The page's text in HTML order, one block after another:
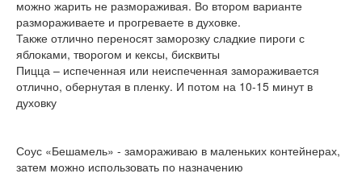
можно жарить не размораживая. Во втором варианте
размораживаете и прогреваете в духовке.
Также отлично переносят заморозку сладкие пироги с
яблоками, творогом и кексы, бисквиты
Пицца – испеченная или неиспеченная замораживается
отлично, обернутая в пленку. И потом на 10-15 минут в
духовку
Соус «Бешамель» - замораживаю в маленьких контейнерах,
затем можно использовать по назначению